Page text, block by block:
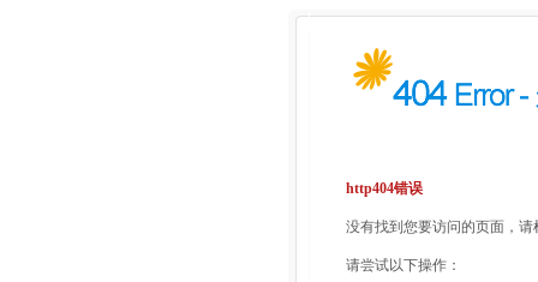
http404错误
没有找到您要访问的页面，
请尝试以下操作：